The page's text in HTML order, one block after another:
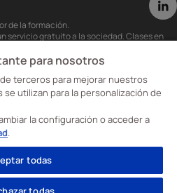
de la formación.
servicio gratuito a la sociedad. Clases en
estudiantes…
ya seas opositor o estés formándote
a la carta para ver cuándo y dónde
para nosotros
terceros para mejorar nuestros
se utilizan para la personalización de
la configuración o acceder a
.
todas